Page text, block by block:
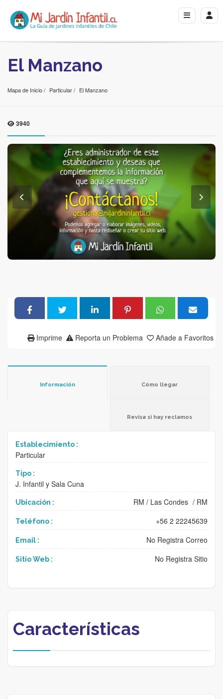
El Manzano
Mapa de Inicio Particular El Manzano
3940
Añade a Favoritos
Reporta un Problema
Imprime
Información Cómo llegar
Revisa si hay reclamos
Establecimiento :
Particular
Tipo :
J. Infantil y Sala Cuna
Ubicación : RM / Las Condes / RM
Teléfono : +56 2 22245639
Email : No Registra Correo
Sitio Web : No Registra Sitio
Características